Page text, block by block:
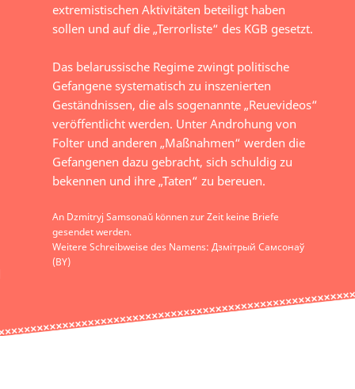
extremistischen Aktivitäten beteiligt haben
sollen und auf die „Terrorliste“ des KGB gesetzt.
Das belarussische Regime zwingt politische
Gefangene systematisch zu inszenierten
Geständnissen, die als sogenannte „Reuevideos“
veröffentlicht werden. Unter Androhung von
Folter und anderen „Maßnahmen“ werden die
Gefangenen dazu gebracht, sich schuldig zu
bekennen und ihre „Taten“ zu bereuen.
An Dzmitryj Samsonaŭ können zur Zeit keine Briefe
gesendet werden.
Weitere Schreibweise des Namens: Дзмітрый Самсонаў
(BY)